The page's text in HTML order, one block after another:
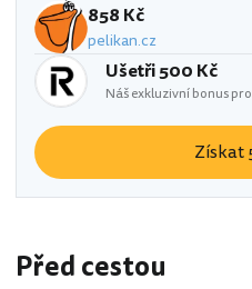
858 Kč
pelikan.cz
Ušetři 500 Kč
Náš exkluzivní bonus
Získat
Před cestou